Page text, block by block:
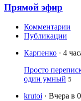
Прямой эфир
Комментарии
Публикации
Карпенко · 4
Просто
один умный 5
krutoi · Вчера в